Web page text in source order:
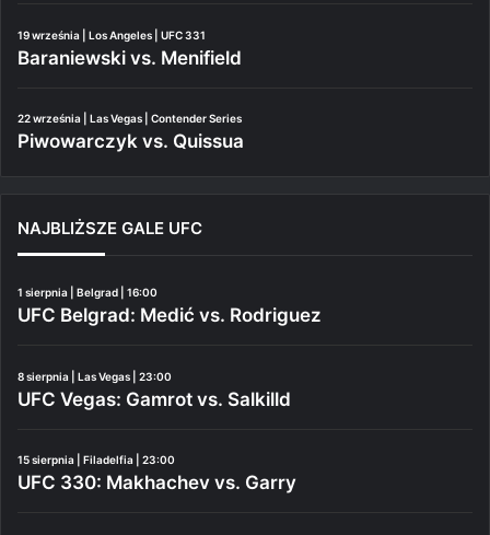
19 września | Los Angeles | UFC 331
Baraniewski vs. Menifield
22 września | Las Vegas | Contender Series
Piwowarczyk vs. Quissua
NAJBLIŻSZE GALE UFC
1 sierpnia | Belgrad | 16:00
UFC Belgrad: Medić vs. Rodriguez
8 sierpnia | Las Vegas | 23:00
UFC Vegas: Gamrot vs. Salkilld
15 sierpnia | Filadelfia | 23:00
UFC 330: Makhachev vs. Garry